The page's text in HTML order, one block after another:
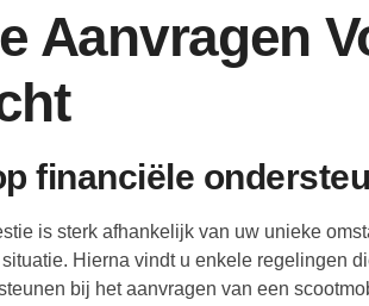
Aanvragen
financiële
is sterk afhankelijk van uw unieke
Hierna vindt u enkele regelingen
bij het aanvragen van een